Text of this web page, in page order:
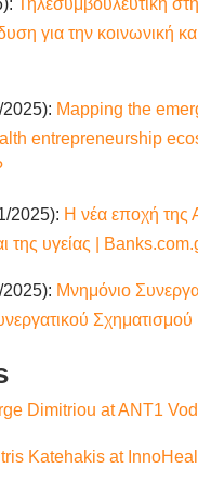
Τηλεσυμβουλευτική
για την κοινωνική
Mapping the
entrepreneurship
2025): Η νέα εποχή της
της υγείας |
Μνημόνιο
Dimitriou at ANT1
Katehakis at